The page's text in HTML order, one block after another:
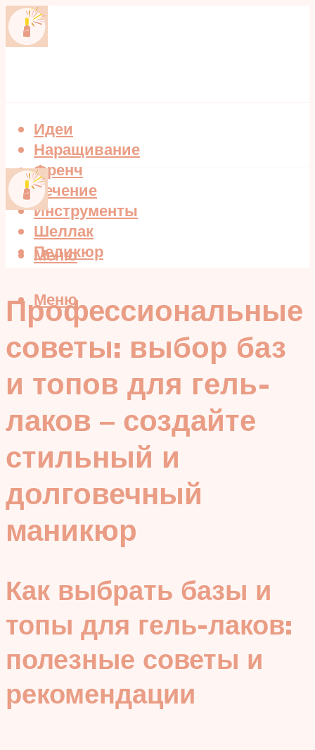
Идеи
Наращивание
Френч
Лечение
Инструменты
Шеллак
Педикюр
Меню
Меню
Профессиональные
советы: выбор баз
и топов для гель-
лаков – создайте
стильный и
долговечный
маникюр
Как выбрать базы и
топы для гель-лаков:
полезные советы и
рекомендации